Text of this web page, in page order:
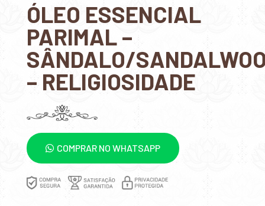
ÓLEO ESSENCIAL
PARIMAL –
SÂNDALO/
– RELIGIOSIDADE
COMPRAR NO WHATSAPP